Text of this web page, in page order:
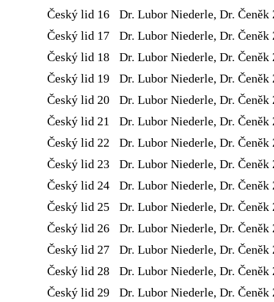
Český lid 16
Dr. Lubor Niederle, Dr. Čeněk
Český lid 17
Dr. Lubor Niederle, Dr. Čeněk
Český lid 18
Dr. Lubor Niederle, Dr. Čeněk
Český lid 19
Dr. Lubor Niederle, Dr. Čeněk
Český lid 20
Dr. Lubor Niederle, Dr. Čeněk
Český lid 21
Dr. Lubor Niederle, Dr. Čeněk
Český lid 22
Dr. Lubor Niederle, Dr. Čeněk
Český lid 23
Dr. Lubor Niederle, Dr. Čeněk
Český lid 24
Dr. Lubor Niederle, Dr. Čeněk
Český lid 25
Dr. Lubor Niederle, Dr. Čeněk
Český lid 26
Dr. Lubor Niederle, Dr. Čeněk
Český lid 27
Dr. Lubor Niederle, Dr. Čeněk
Český lid 28
Dr. Lubor Niederle, Dr. Čeněk
Český lid 29
Dr. Lubor Niederle, Dr. Čeněk